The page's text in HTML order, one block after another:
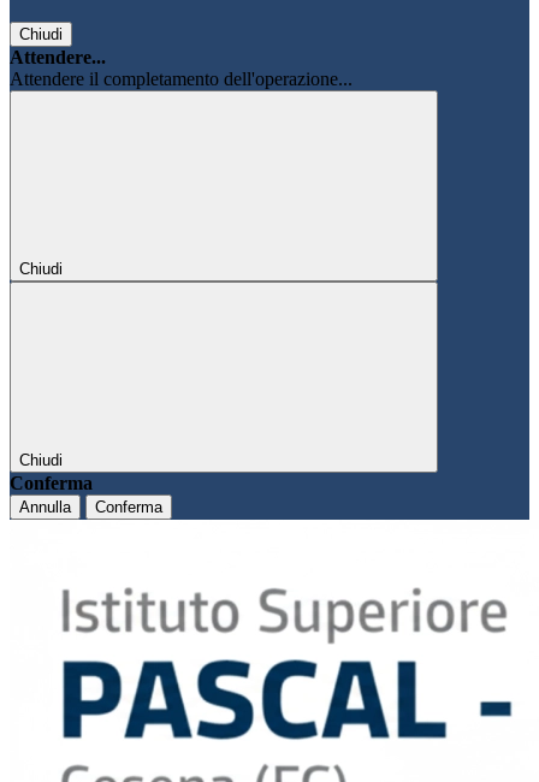
Chiudi
Attendere...
Attendere il completamento dell'operazione...
Chiudi
Chiudi
Conferma
Annulla Conferma